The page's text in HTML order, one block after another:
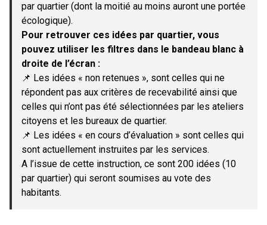
par quartier (dont la moitié au moins auront une portée
écologique).
Pour retrouver ces idées par quartier, vous
pouvez utiliser les filtres dans le bandeau blanc à
droite de l’écran :
📌 Les idées « non retenues », sont celles qui ne
répondent pas aux critères de recevabilité ainsi que
celles qui n’ont pas été sélectionnées par les ateliers
citoyens et les bureaux de quartier.
📌 Les idées « en cours d’évaluation » sont celles qui
sont actuellement instruites par les services.
A l’issue de cette instruction, ce sont 200 idées (10
par quartier) qui seront soumises au vote des
habitants.